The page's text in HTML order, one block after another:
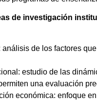
de investigación
análisis de los factores
estudio de las
una evaluación
económica: enfoque